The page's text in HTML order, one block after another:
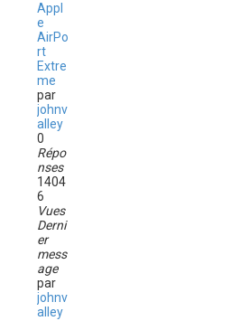
Appl
e
AirPo
rt
Extre
me
par
johnv
alley
0
Répo
nses
1404
6
Vues
Derni
er
mess
age
par
johnv
alley